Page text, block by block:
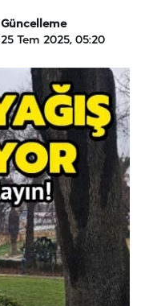
Güncelleme
25 Tem 2025, 05:20